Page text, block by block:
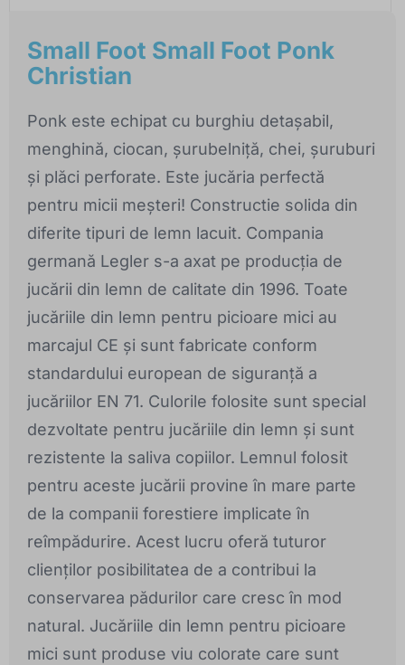
Small Foot Small Foot Ponk
Christian
Ponk este echipat cu burghiu detașabil,
menghină, ciocan, șurubelniță, chei, șuruburi
și plăci perforate. Este jucăria perfectă
pentru micii meșteri! Constructie solida din
diferite tipuri de lemn lacuit. Compania
germană Legler s-a axat pe producția de
jucării din lemn de calitate din 1996. Toate
jucăriile din lemn pentru picioare mici au
marcajul CE și sunt fabricate conform
standardului european de siguranță a
jucăriilor EN 71. Culorile folosite sunt special
dezvoltate pentru jucăriile din lemn și sunt
rezistente la saliva copiilor. Lemnul folosit
pentru aceste jucării provine în mare parte
de la companii forestiere implicate în
reîmpădurire. Acest lucru oferă tuturor
clienților posibilitatea de a contribui la
conservarea pădurilor care cresc în mod
natural. Jucăriile din lemn pentru picioare
mici sunt produse viu colorate care sunt